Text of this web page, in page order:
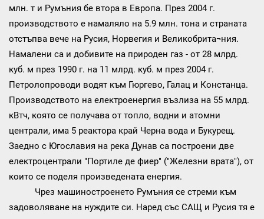
млн. т и Румъния бе втора в Европа. През 2004 г.
производството е намаляло на 5.9 млн. тона и страната
отстъпва вече на Русия, Норвегия и Великобрита¬ния.
Намалени са и добивите на природен газ - от 28 млрд.
куб. м през 1990 г. на 11 млрд. куб. м през 2004 г.
Петролопроводи водят към Гюргево, Галац и Констанца.
Производството на електроенергия възлиза на 55 млрд.
кВтч, която се получава от топло, водни и атомни
централи, има 5 реактора край Черна вода и Букурещ.
Заедно с Югославия на река Дунав са построени две
електроцентрали "Портиле де фиер" ("Железни врата"), от
които се поделя произведената енергия.
Чрез машиностроенето Румъния се стреми към
задоволяване на нуждите си. Наред със САЩ и Русия тя е